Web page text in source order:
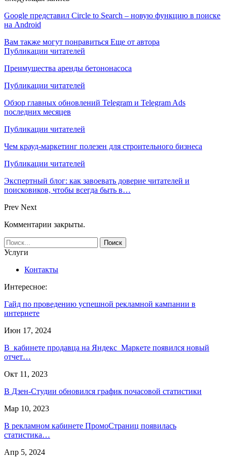
Google представил Circle to Search – новую функцию в поиске
на Android
Вам также могут понравиться Еще от автора
Публикации читателей
Преимущества аренды бетононасоса
Публикации читателей
Обзор главных обновлений Telegram и Telegram Ads
последних месяцев
Публикации читателей
Чем крауд-маркетинг полезен для строительного бизнеса
Публикации читателей
Экспертный блог: как завоевать доверие читателей и
поисковиков, чтобы всегда быть в…
Prev Next
Комментарии закрыты.
Услуги
Контакты
Интересное:
Гайд по проведению успешной рекламной кампании в
интернете
Июн 17, 2024
В кабинете продавца на Яндекс Маркете появился новый
отчет…
Окт 11, 2023
В Дзен-Студии обновился график почасовой статистики
Мар 10, 2023
В рекламном кабинете ПромоСтраниц появилась
статистика…
Апр 5, 2024